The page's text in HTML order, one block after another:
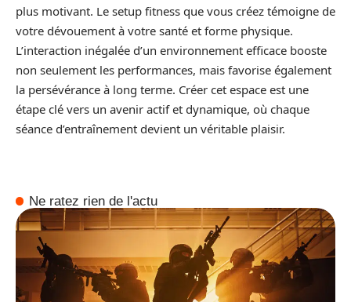
plus motivant. Le setup fitness que vous créez témoigne de
votre dévouement à votre santé et forme physique.
L’interaction inégalée d’un environnement efficace booste
non seulement les performances, mais favorise également
la persévérance à long terme. Créer cet espace est une
étape clé vers un avenir actif et dynamique, où chaque
séance d’entraînement devient un véritable plaisir.
Ne ratez rien de l'actu